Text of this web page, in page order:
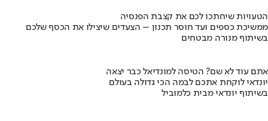
הטעויות שיחתכו לכם את קצבת הפנסיה
ממשיכת כספים ועד חוסר תכנון – הצעדים שיצילו את הכסף שלכם
בשיתוף מנורה מבטחים
אתם עוד לא שם? הטיסה למונדיאל כבר יצאה
יונדאי לוקחת אתכם לבמה הכי גדולה בעולם
בשיתוף יונדאי מבית כלמוביל